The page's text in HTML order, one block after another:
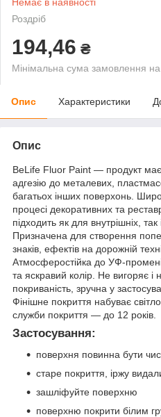
Роздріб
194,46 ₴
Мінімальна сума замовлення
Опис Характеристики
Опис
BeLife Fluor Paint — продукт
адгезію до металевих,
багатьох інших поверхонь.
процесі декоративних та
підходить як для внутрішніх, так
Призначена для створення
знаків, ефектів на дорожній
Атмосферостійка до УФ-
та яскравий колір. Не вигоряє і
покриваність, зручна у
Фінішне покриття набуває
служби покриття — до 12 років.
Застосування:
поверхня повинна бути
старе покриття, іржу
зашліфуйте поверхню
поверхню покрити білим